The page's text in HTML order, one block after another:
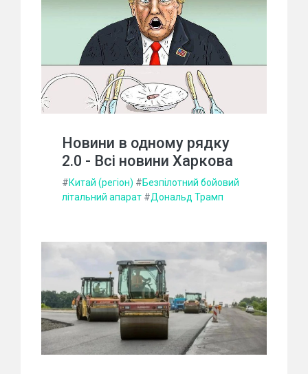
Новини в одному рядку
2.0 - Всі новини Харкова
#Китай (регіон) #Безпілотний бойовий
літальний апарат #Дональд Трамп